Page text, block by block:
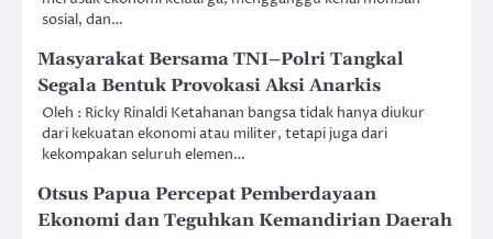
sosial, dan…
Masyarakat Bersama TNI–Polri Tangkal
Segala Bentuk Provokasi Aksi Anarkis
Oleh : Ricky Rinaldi Ketahanan bangsa tidak hanya diukur
dari kekuatan ekonomi atau militer, tetapi juga dari
kekompakan seluruh elemen…
Otsus Papua Percepat Pemberdayaan
Ekonomi dan Teguhkan Kemandirian Daerah